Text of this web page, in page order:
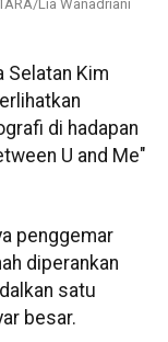
Lia Wanadriani
Selatan Kim
di hadapan
U and Me"
penggemar
diperankan
satu
besar.